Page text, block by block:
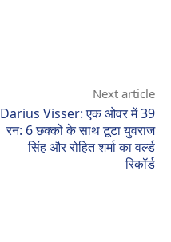
Next article
Darius Visser: एक ओवर में 39
रन: 6 छक्कों के साथ टूटा युवराज
सिंह और रोहित शर्मा का वर्ल्ड
रिकॉर्ड